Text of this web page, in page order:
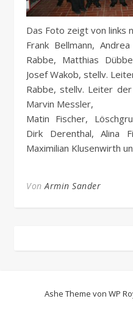
Das Foto zeigt von links
Frank Bellmann,
Rabbe, Matthias
Josef Wakob, stellv.
Rabbe, stellv. Leiter
Marvin Messler,
Matin Fischer,
Dirk Derenthal, Alina
Maximilian Klusenwirth
VonArmin Sander
Ashe Theme von WP